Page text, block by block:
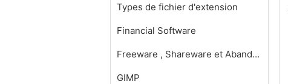
Types de fichier d'extension
Financial Software
Freeware , Shareware et Abandonware
GIMP